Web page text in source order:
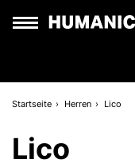
Startseite Herren Lico
Lico